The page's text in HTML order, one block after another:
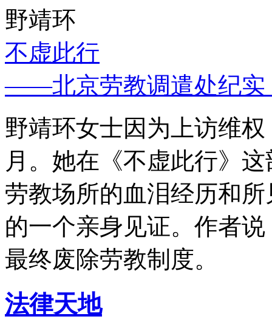
野靖环
不虚此行
——北京劳教调遣处纪实
野靖环女士因为上访维
月。她在《不虚此行》
劳教场所的血泪经历和
的一个亲身见证。作者
最终废除劳教制度。
法律天地